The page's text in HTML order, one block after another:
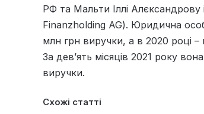
РФ та Мальти Іллі
Finanzholding AG). Юридична
млн грн виручки, а в 2020 році –
За дев’ять місяців 2021 року
виручки.
Схожі статті